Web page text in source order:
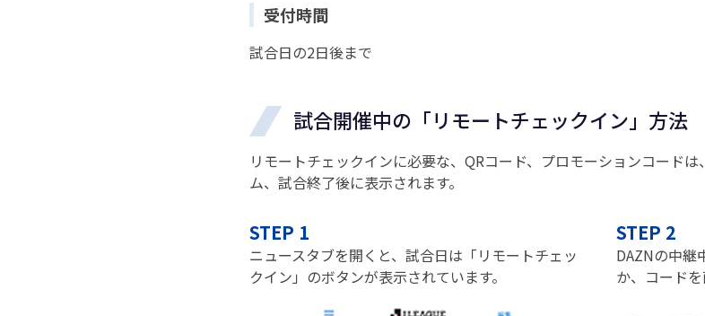
受付時間
試合日の2日後まで
試合開催中の「リモートチェックイン」方法
リモートチェックインに必要な、QRコード、プロモーションコード
ム、試合終了後に表示されます。
STEP 1
ニュースタブを開くと、試合日は「リモートチェッ
クイン」のボタンが表示されています。
STEP 2
DAZNの中継
か、コード